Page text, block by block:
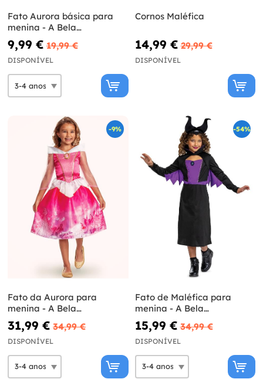
Fato Aurora básica para
menina - A Bela
Adormecida
9,99 € 19,99 €
DISPONÍVEL
Cornos Maléfica
14,99 € 29,99 €
DISPONÍVEL
-9%
Fato da Aurora para
menina - A Bela
Adormecida
31,99 € 34,99 €
DISPONÍVEL
-54%
Fato de Maléfica para
menina - A Bela
Adormecida
15,99 € 34,99 €
DISPONÍVEL